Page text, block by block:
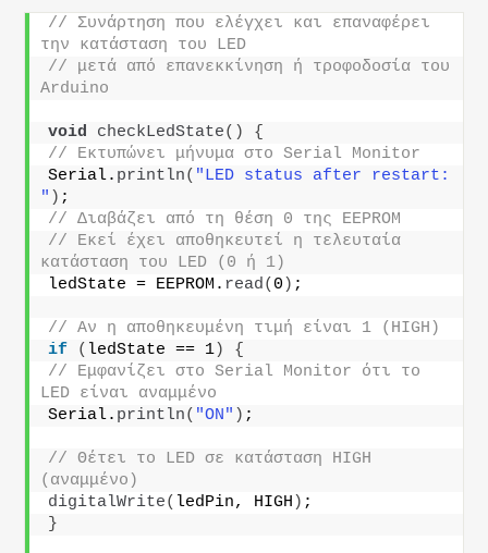
// Συνάρτηση που ελέγχει και επαναφέρει
την κατάσταση του LED
// μετά από επανεκκίνηση ή τροφοδοσία του
Arduino
void checkLedState()
{
// Εκτυπώνει μήνυμα στο Serial Monitor
Serial. println( "LED status after restart:
" ) ;
// Διαβάζει από τη θέση 0 της EEPROM
// Εκεί έχει αποθηκευτεί η τελευταία
κατάσταση του LED (0 ή 1)
ledState = EEPROM. read( 0 ) ;
// Αν η αποθηκευμένη τιμή είναι 1 (HIGH)
if
( ledState == 1)
{
// Εμφανίζει στο Serial Monitor ότι το
LED είναι αναμμένο
Serial. println( "ON" ) ;
// Θέτει το LED σε κατάσταση HIGH
(αναμμένο)
digitalWrite( ledPin, HIGH ) ;
}